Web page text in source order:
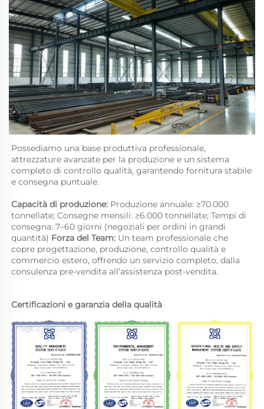
Possediamo una base produttiva professionale,
attrezzature avanzate per la produzione e un sistema
completo di controllo qualità, garantendo fornitura stabile
e consegna puntuale.
Capacità di produzione: Produzione annuale: ≥70.000
tonnellate; Consegne mensili: ≥6.000 tonnellate; Tempi di
consegna: 7–60 giorni (negoziali per ordini in grandi
quantità) Forza del Team: Un team professionale che
copre progettazione, produzione, controllo qualità e
commercio estero, offrendo un servizio completo, dalla
consulenza pre-vendita all’assistenza post-vendita.
Certificazioni e garanzia della qualità